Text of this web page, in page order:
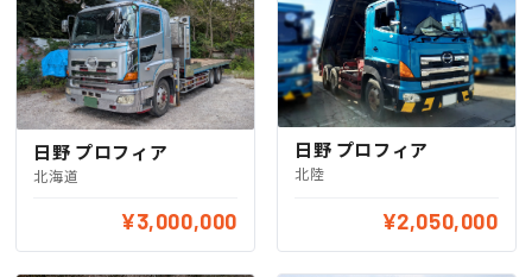
日野 プロフィア
北海道
¥3,000,000
日野 プロフィア
北陸
¥2,050,000